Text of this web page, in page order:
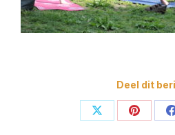
Deel dit
Deel
Deel